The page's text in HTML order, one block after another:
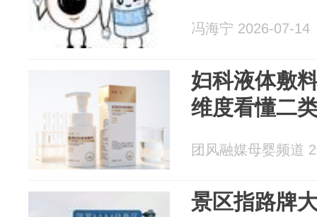
冯海宁 2026-07-14
妇科液体敷
维度看懂二
团风融媒母婴频道
景区指路牌